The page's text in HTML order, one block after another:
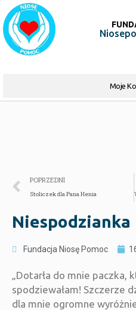
Moje
POPRZEDNI
Stoliczek dla Pana Henia
Niespodzianka
Fundacja Niosę Pomoc
„Dotarła do mnie
spodziewałam! Szczerze
dla mnie ogromne